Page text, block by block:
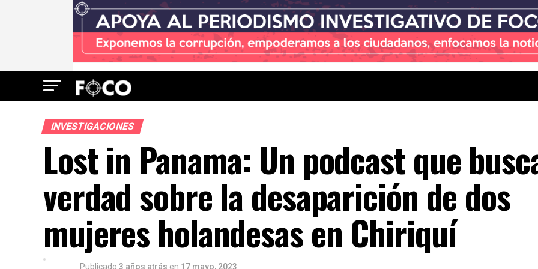
INVESTIGACIONES
Lost in Panama: Un podcast que
verdad sobre la desaparición de dos
mujeres holandesas en Chiriquí
Publicado 3 años atrás en 17 mayo, 2023